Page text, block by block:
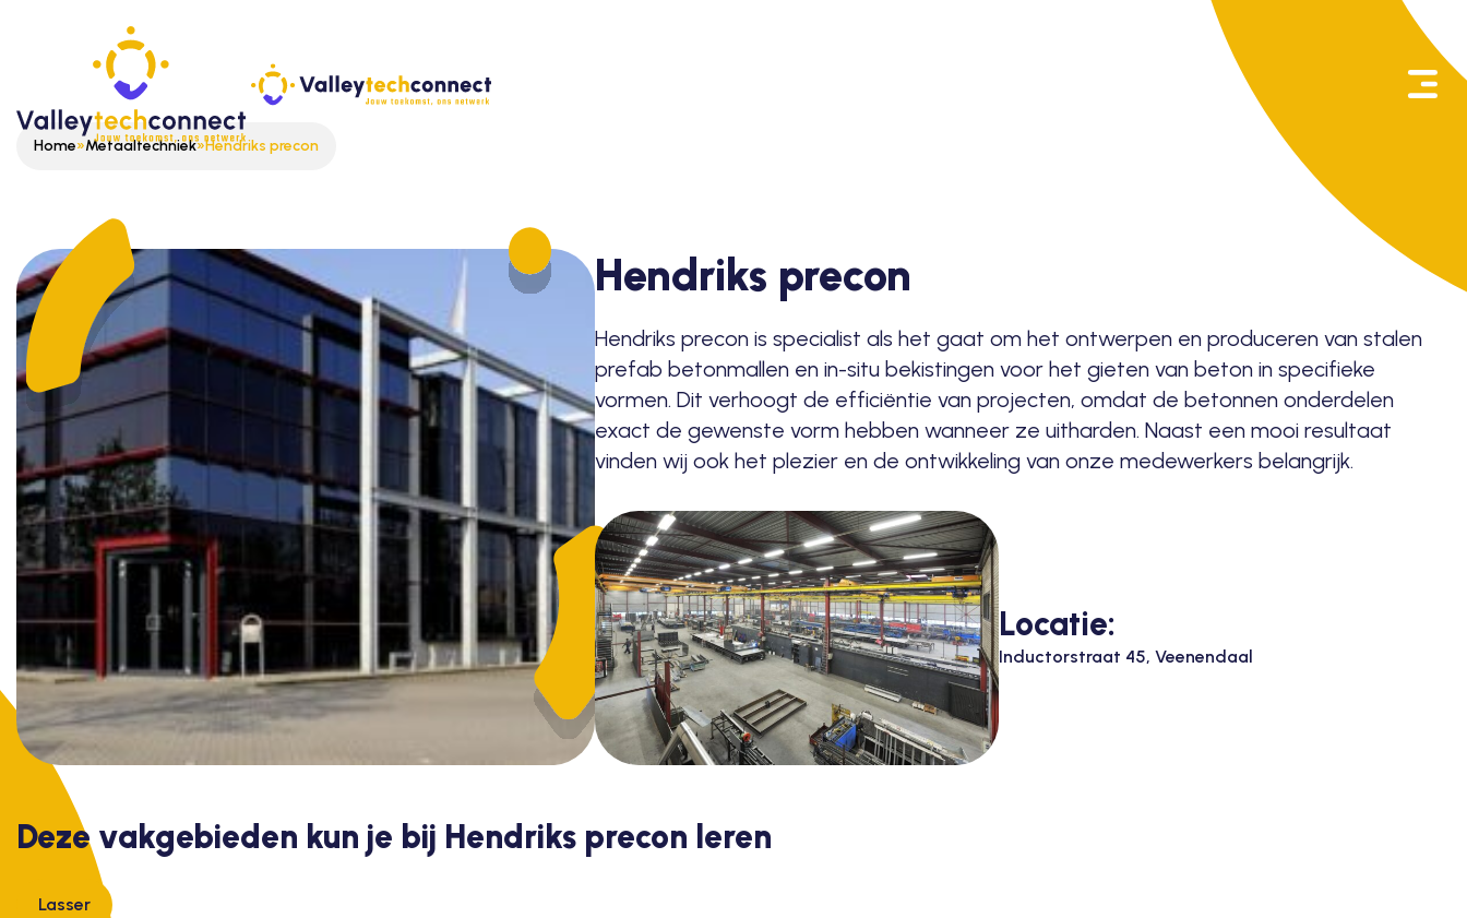
Home»Metaaltechniek»Hendriks precon
Hendriks precon
Hendriks precon is specialist als het gaat om het ontwerpen en produceren van stalen
prefab betonmallen en in-situ bekistingen voor het gieten van beton in specifieke
vormen. Dit verhoogt de efficiëntie van projecten, omdat de betonnen onderdelen
exact de gewenste vorm hebben wanneer ze uitharden. Naast een mooi resultaat
vinden wij ook het plezier en de ontwikkeling van onze medewerkers belangrijk.
Locatie:
Inductorstraat 45, Veenendaal
Deze vakgebieden kun je bij Hendriks precon leren
Lasser